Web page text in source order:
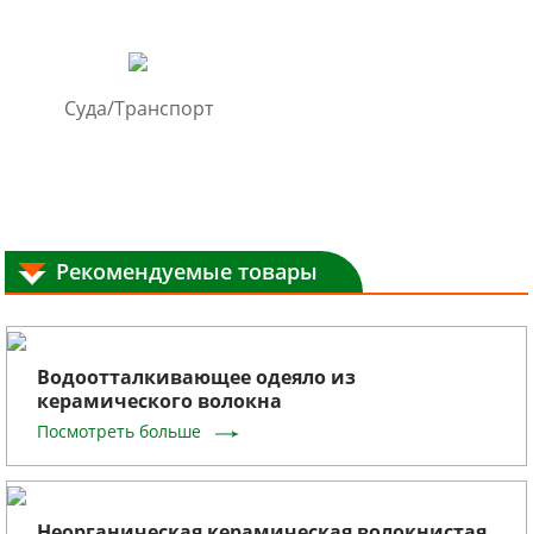
Суда/Транспорт
Рекомендуемые товары
Водоотталкивающее одеяло из
керамического волокна
Посмотреть больше